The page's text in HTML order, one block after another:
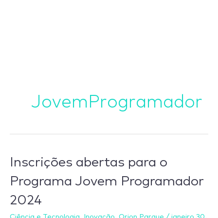
JovemProgramador
Inscrições abertas para o
Programa Jovem Programador
2024
Inscrições
para
o